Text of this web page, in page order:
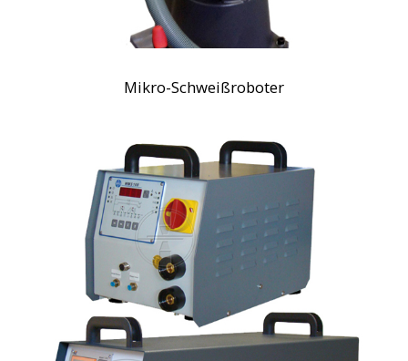
Mikro-Schweißroboter